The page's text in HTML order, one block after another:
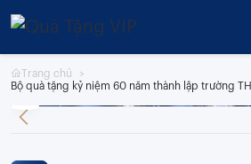
Skip
content
Trang chủ
Bộ quà tặng kỷ niệm 60 năm thành lập trường